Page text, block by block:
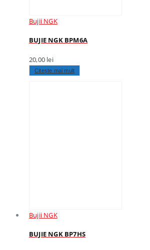
Bujii NGK
BUJIE NGK BPM6A
20,00 lei
Citește mai mult
Bujii NGK
BUJIE NGK BP7HS